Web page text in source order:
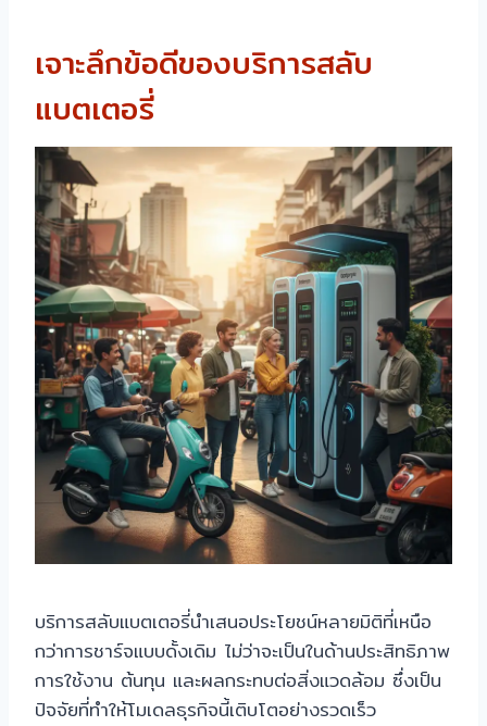
เจาะลึกข้อดีของบริการสลับ
แบตเตอรี่
บริการสลับแบตเตอรี่นำเสนอประโยชน์หลายมิติที่เหนือ
กว่าการชาร์จแบบดั้งเดิม ไม่ว่าจะเป็นในด้านประสิทธิภาพ
การใช้งาน ต้นทุน และผลกระทบต่อสิ่งแวดล้อม ซึ่งเป็น
ปัจจัยที่ทำให้โมเดลธุรกิจนี้เติบโตอย่างรวดเร็ว